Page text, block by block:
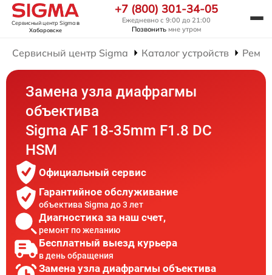
Сервисный центр Sigmaв
Хабаровске
+7 (800) 301-34-05
Ежедневно с 9:00 до 21:00
Позвонить мне утром
Сервисный центр Sigma Каталог устройств
Замена узла диафрагмы
объектива
Sigma AF 18-35mm F1.8 DC
HSM
Официальный сервис
Гарантийное обслуживание
объектива Sigma до 3 лет
Диагностика за наш счет,
ремонт по желанию
Бесплатный выезд курьера
в день обращения
Замена узла диафрагмы объектива